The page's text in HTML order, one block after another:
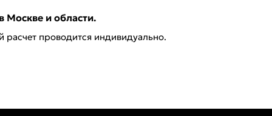
Москве и области.
расчет проводится индивидуально.